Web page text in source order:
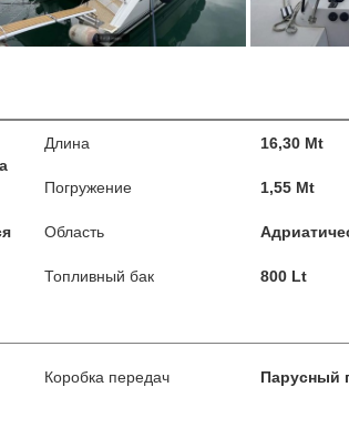
Длина 16,30 Mt
Погружение 1,55 Mt
Область
Топливный бак 800 Lt
Коробка передач Парусный